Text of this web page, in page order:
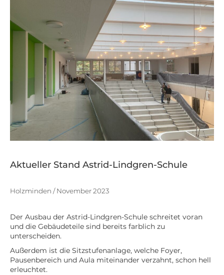
Aktueller Stand Astrid-Lindgren-Schule
Holzminden / November 2023
Der Ausbau der Astrid-Lindgren-Schule schreitet voran
und die Gebäudeteile sind bereits farblich zu
unterscheiden.
Außerdem ist die Sitzstufenanlage, welche Foyer,
Pausenbereich und Aula miteinander verzahnt, schon hell
erleuchtet.